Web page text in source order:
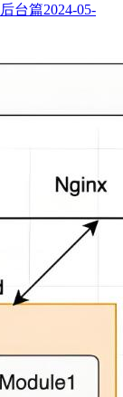
台篇2024-05-